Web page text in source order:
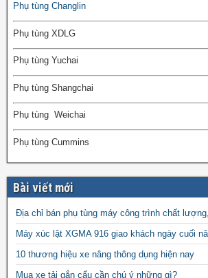
Phụ tùng Changlin
Phụ tùng XDLG
Phụ tùng Yuchai
Phụ tùng Shangchai
Phụ tùng Weichai
Phụ tùng Cummins
Bài viết mới
Địa chỉ bán phụ tùng máy công trình chất
Máy xúc lật XGMA 916 giao khách ngày cuối
10 thương hiệu xe nâng thông dụng hiện nay
Mua xe tải gắn cẩu cần chú ý những gì?